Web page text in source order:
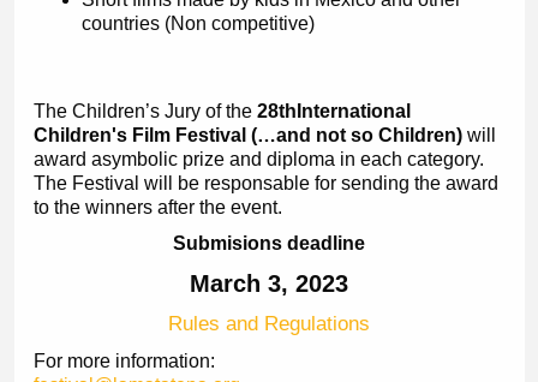
countries (Non competitive)
The Children’s Jury of the 28th International
Children's Film Festival (…and not so Children) will
award asymbolic prize and diploma in each category.
The Festival will be responsable for sending the award
to the winners after the event.
Submisions deadline
March 3, 2023
Rules and Regulations
For more information: